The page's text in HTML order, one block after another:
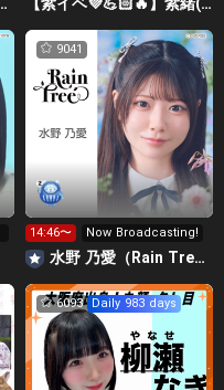
9041
14:46〜 Now Broadcasting!
水野 乃愛（Rain Tree）
6093 Daily 983 days